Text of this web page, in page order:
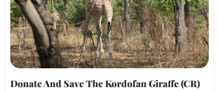
Donate And Save The Kordofan Giraffe (CR)